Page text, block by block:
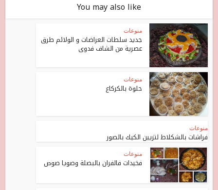
You may also like
منوعات
جديد سلطات العراضات و الولائم طرق
عصرية من الشاف فدوى
منوعات
حلوة بالكركاع
منوعات
فراشات بالشكلاط لتزيين الكيك بالصور
منوعات
فخيدات فالفران بالبصلة وصويا صوص